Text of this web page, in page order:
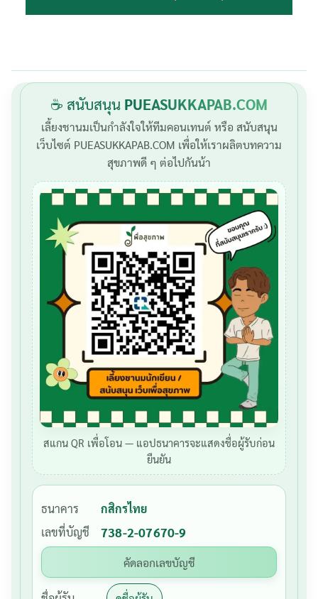
☕ สนับสนุน PUEASUKKAPAB.COM
เลี้ยงชานมเป็นกำลังใจให้ทีมคอนเทนต์ หรือ สนับสนุน
เว็บไซต์ PUEASUKKAPAB.COM เพื่อให้เราผลิตบทความ
สุขภาพดี ๆ ต่อไปกันน้า
สแกน QR เพื่อโอน — แอปธนาคารจะแสดงชื่อผู้รับก่อน
ยืนยัน
ธนาคาร
กสิกรไทย
เลขที่บัญชี
738-2-07670-9
คัดลอกเลขบัญชี